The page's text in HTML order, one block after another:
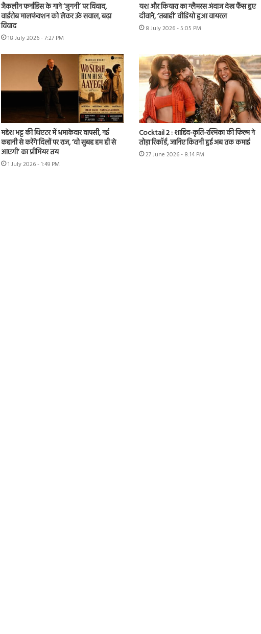
जैकलीन फर्नांडिस के गाने ‘जुगनी’ पर विवाद,
वार्डरोब मालफंक्शन को लेकर उठे सवाल, बढ़ा
विवाद
18 July 2026 - 7:27 PM
यश और कियारा का ग्लैमरस अंदाज देख फैंस हुए
दीवाने, ‘तबाही’ वीडियो हुआ वायरल
8 July 2026 - 5:05 PM
महेश भट्ट की थिएटर में धमाकेदार वापसी, नई
कहानी से करेंगे दिलों पर राज, ‘वो सुबह हम ही से
आएगी’ का प्रीमियर तय
1 July 2026 - 1:49 PM
Cocktail 2 : शाहिद-कृति-रश्मिका की फिल्म ने
तोड़ा रिकॉर्ड, जानिए कितनी हुई अब तक कमाई
27 June 2026 - 8:14 PM